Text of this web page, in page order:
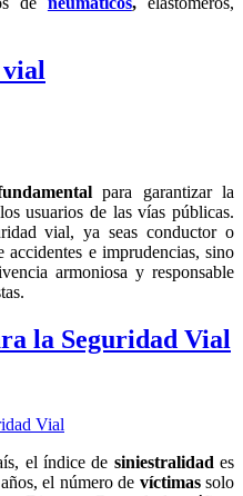
para garantizar la
usuarios de las vías públicas.
vial, ya seas conductor o
e imprudencias, sino
armoniosa y responsable
la Seguridad Vial
el índice de siniestralidad es
el número de víctimassolo